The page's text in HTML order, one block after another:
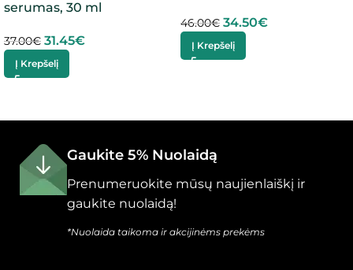
serumas, 30 ml
37.00€ 31.45€
Į Krepšelį
46.00€ 34.50€
Į Krepšelį
Gaukite 5% Nuolaidą
Prenumeruokite mūsų naujienlaiškį ir
gaukite nuolaidą!
*Nuolaida taikoma ir akcijinėms prekėms